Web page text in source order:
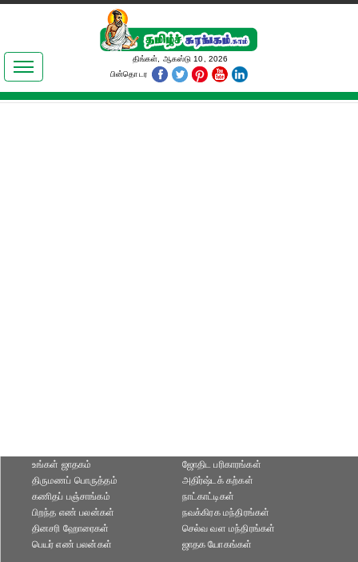
இலக்கியங்கள்
தமிழ் உலகம்
திங்கள், ஆகஸ்டு 10, 2026
பின்தொடர
உங்கள் ஜாதகம்
திருமணப் பொருத்தம்
கணிதப் பஞ்சாங்கம்
ஜோதிட ப‌ரிகார‌ங்க‌ள்
அதிர்ஷ்டக் கற்கள்
நாட்காட்டிகள்
பிறந்த எண் பலன்கள்
தினசரி ஹோரைகள்
பெயர் எண் பலன்கள்
நவக்கிரக மந்திரங்கள்
செல்வ வள மந்திரங்கள்
ஜாதக யோகங்கள்